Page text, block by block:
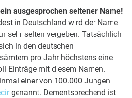
ausgesprochen seltener Name!
in Deutschland wird der Name
sehr selten vergeben. Tatsächlich
in den deutschen
pro Jahr höchstens eine
Einträge mit diesem Namen.
einer von 100.000 Jungen
genannt. Dementsprechend ist